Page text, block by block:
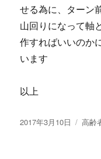
せる為に、ターン
山回りになって軸
作すればいいのか
います
以上
投
2017年3月10日
カ
高齢